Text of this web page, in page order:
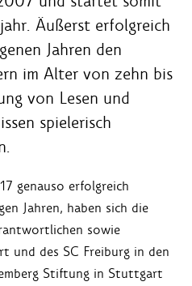
Äußerst erfolgreich
Jahren den
im Alter von zehn bis
von Lesen und
spielerisch
genauso erfolgreich
Jahren, haben sich die
sowie
und des SC Freiburg in den
Stiftung in Stuttgart